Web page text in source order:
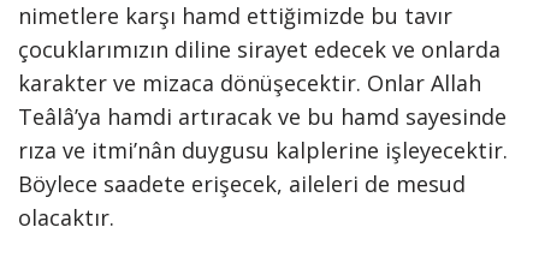
nimetlere karşı hamd ettiğimizde bu tavır
çocuklarımızın diline sirayet edecek ve onlarda
karakter ve mizaca dönüşecektir. Onlar Allah
Teâlâ’ya hamdi artıracak ve bu hamd sayesinde
rıza ve itmi’nân duygusu kalplerine işleyecektir.
Böylece saadete erişecek, aileleri de mesud
olacaktır.